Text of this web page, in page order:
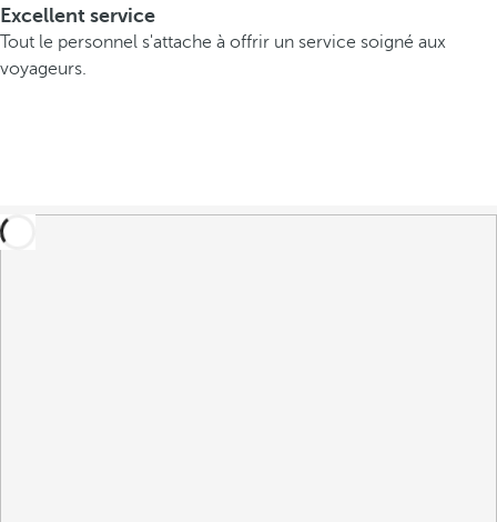
Excellent service
Tout le personnel s'attache à offrir un service soigné aux
voyageurs.